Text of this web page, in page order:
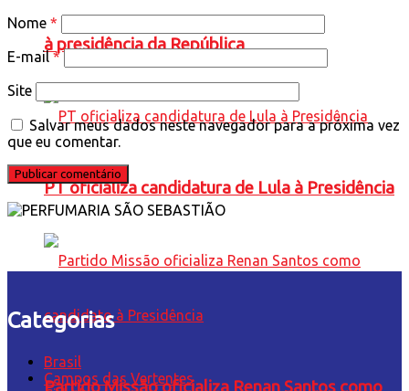
à presidência da República
PT oficializa candidatura de Lula à Presidência
Partido Missão oficializa Renan Santos como
Nome *
E-mail*
Site
Salvar meus dados neste navegador para a próxima vez
que eu comentar.
Categorias
Brasil
Campos das Vertentes